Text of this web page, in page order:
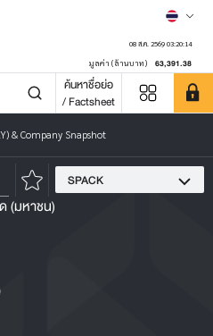
08 ส.ค. 2569 03:20:14
มูลค่า (ล้านบาท) 63,391.38
ค้นหาชื่อย่อ
/ Factsheet
& Company Snapshot
SPACK
(มหาชน)